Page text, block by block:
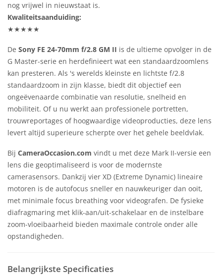
nog vrijwel in nieuwstaat is.
Kwaliteitsaanduiding:
★★★★★
De Sony FE 24-70mm f/2.8 GM II is de ultieme opvolger in de
G Master-serie en herdefinieert wat een standaardzoomlens
kan presteren. Als 's werelds kleinste en lichtste f/2.8
standaardzoom in zijn klasse, biedt dit objectief een
ongeëvenaarde combinatie van resolutie, snelheid en
mobiliteit. Of u nu werkt aan professionele portretten,
trouwreportages of hoogwaardige videoproducties, deze lens
levert altijd superieure scherpte over het gehele beeldvlak.
Bij CameraOccasion.com vindt u met deze Mark II-versie een
lens die geoptimaliseerd is voor de modernste
camerasensors. Dankzij vier XD (Extreme Dynamic) lineaire
motoren is de autofocus sneller en nauwkeuriger dan ooit,
met minimale focus breathing voor videografen. De fysieke
diafragmaring met klik-aan/uit-schakelaar en de instelbare
zoom-vloeibaarheid bieden maximale controle onder alle
opstandigheden.
Belangrijkste Specificaties